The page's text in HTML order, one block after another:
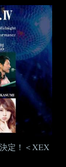
定！＜XEX